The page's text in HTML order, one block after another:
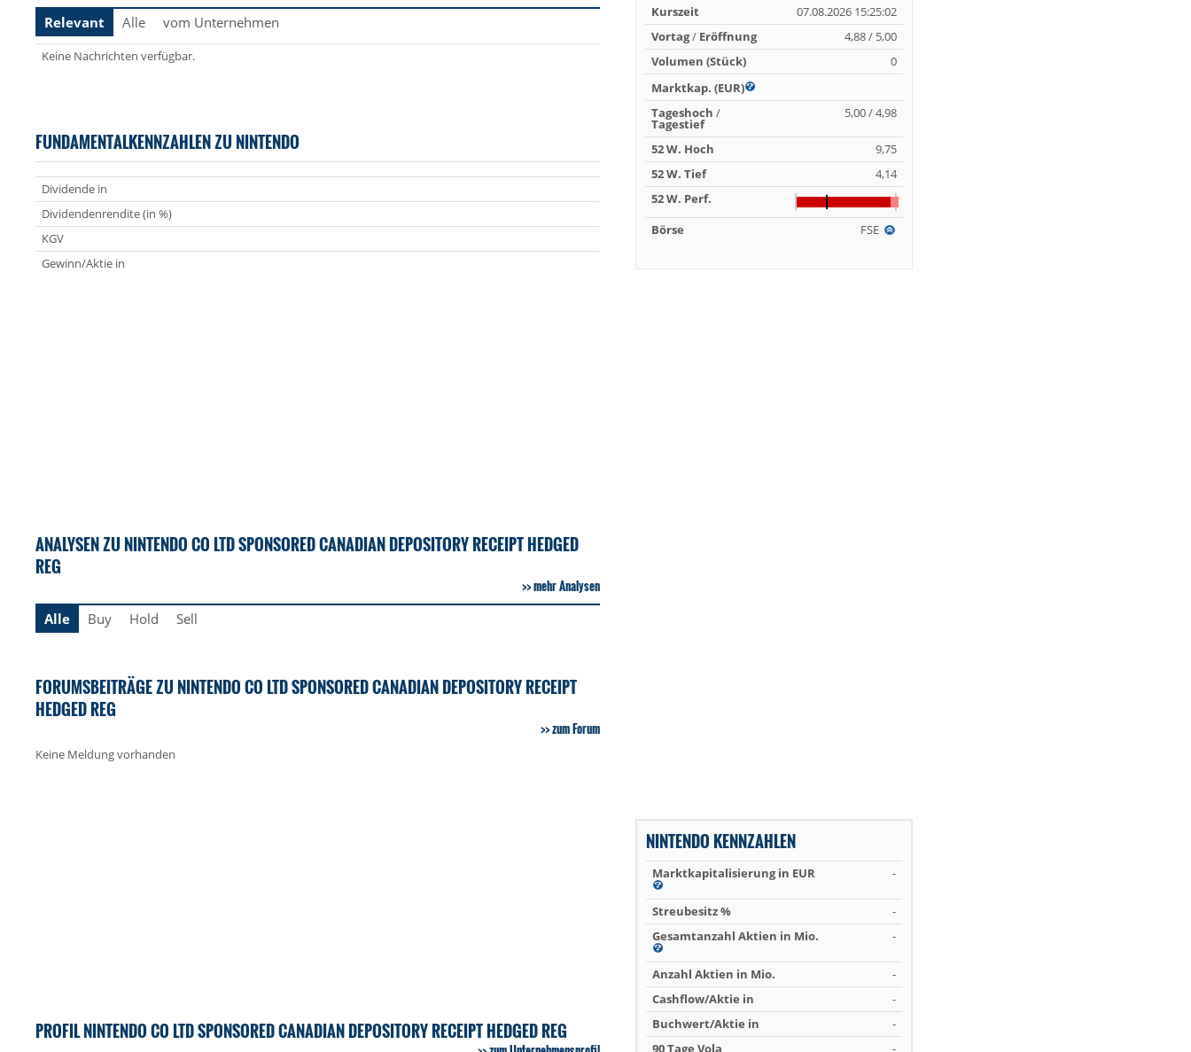
Relevant
Alle vom Unternehmen
Keine Nachrichten verfügbar.
FUNDAMENTALKENNZAHLEN ZU NINTENDO
Dividende in
Dividendenrendite (in %)
KGV
Gewinn/Aktie in
ANALYSEN ZU NINTENDO CO LTD SPONSORED CANADIAN DEPOSITORY RECEIPT HEDGED
REG
mehr Analysen
Alle
Buy Hold Sell
FORUMSBEITRÄGE ZU NINTENDO CO LTD SPONSORED CANADIAN DEPOSITORY RECEIPT
HEDGED REG
zum Forum
Keine Meldung vorhanden
PROFIL NINTENDO CO LTD SPONSORED CANADIAN DEPOSITORY RECEIPT HEDGED REG
Kurszeit
07.08.2026 15:25:02
Vortag/ Eröffnung
4,88 / 5,00
Volumen (Stück)
0
Marktkap. (EUR)
Tageshoch /
Tagestief
5,00 / 4,98
52 W. Hoch
9,75
52 W. Tief
4,14
52 W. Perf.
Börse
FSE
NINTENDO KENNZAHLEN
Marktkapitalisierung in EUR -
Streubesitz %
-
Gesamtanzahl Aktien in Mio.
-
Anzahl Aktien in Mio.
-
Cashflow/Aktie in
-
Buchwert/Aktie in
-
90 Tage Vola
-